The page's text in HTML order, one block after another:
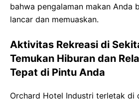
bahwa pengalaman makan Anda
lancar dan memuaskan.
Aktivitas Rekreasi di
Temukan Hiburan dan
Tepat di Pintu Anda
Orchard Hotel Industri terletak di